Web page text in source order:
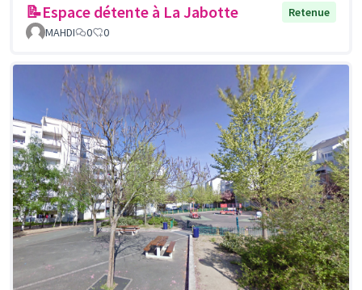
📝Espace détente à La Jabotte
Retenue
MAHDI
0 0